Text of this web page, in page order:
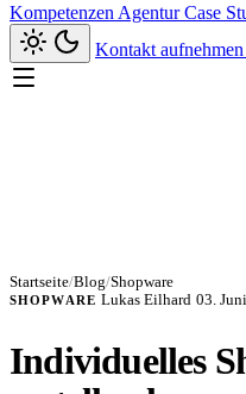
Kompetenzen AgenturCase
Kontakt aufnehmen
Startseite/Blog/Shopware
SHOPWARE Lukas Eilhard 03.
Individuelles